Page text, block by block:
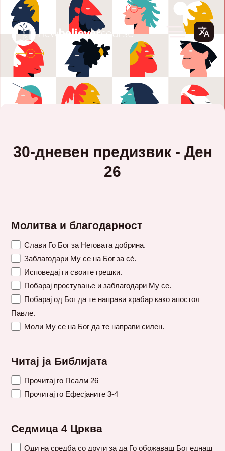
30-дневен предизвик - Ден
26
Молитва и благодарност
Слави Го Бог за Неговата добрина.
Заблагодари Му се на Бог за сè.
Исповедај ги своите грешки.
Побарај простување и заблагодари Му се.
Побарај од Бог да те направи храбар како апостол
Павле.
Моли Му се на Бог да те направи силен.
Читај ја Библијата
Прочитај го Псалм 26
Прочитај го Ефесјаните 3-4
Седмица 4 Црква
Оди на средба со други за да Го обожаваш Бог еднаш